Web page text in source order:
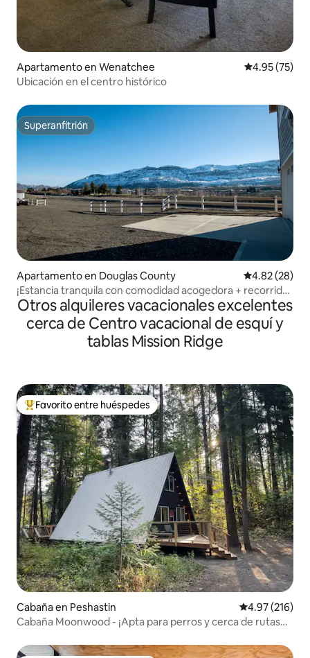
Apartamento en Wenatchee Calificación
4.95 (75)
Ubicación en el centro histórico
Superanfitrión
Superanfitrión
Apartamento en Douglas County Calificación
4.82 (28)
¡Estancia tranquila con comodidad acogedora + recorrido
virtual QR!
Otros alquileres vacacionales excelentes
cerca de Centro vacacional de esquí y
tablas Mission Ridge
Favorito entre huéspedes preferido
Favorito entre huéspedes
Cabaña en Peshastin Calificación
4.97 (216)
Cabaña Moonwood - ¡Apta para perros y cerca de rutas